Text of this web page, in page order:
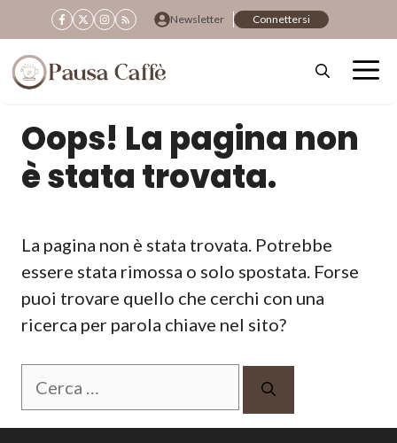
al
contenuto
Newsletter Connettersi
Oops! La pagina non
è stata trovata.
La pagina non è stata trovata. Potrebbe
essere stata rimossa o solo spostata. Forse
puoi trovare quello che cerchi con una
ricerca per parola chiave nel sito?
Ricerca